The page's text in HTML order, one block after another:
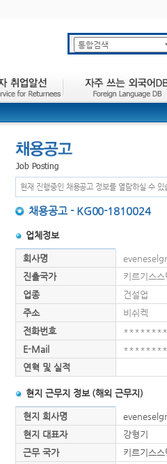
현재 진행중인 채용공고 정보를 열람하실 수 있
채용공고 - KG00-1810024
업체정보
회사명
진출국가
키르기스스
업종
건설업
주소
비쉬켁
전화번호
E-Mail
연혁 및 실적
현지 근무지 정보 (해외 근무지)
현지 회사명
현지 대표자
강형기
근무 국가
키르기스스